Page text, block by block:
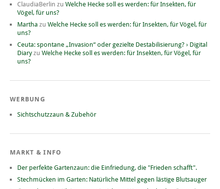
ClaudiaBerlin zu Welche Hecke soll es werden: für Insekten, für
Vögel, für uns?
Martha zu Welche Hecke soll es werden: für Insekten, für Vögel, für
uns?
Ceuta: spontane „Invasion“ oder gezielte Destabilisierung? › Digital
Diaryzu Welche Hecke soll es werden: für Insekten, für Vögel, für
uns?
WERBUNG
Sichtschutzzaun & Zubehör
MARKT & INFO
Der perfekte Gartenzaun: die Einfriedung, die "Frieden schafft".
Stechmücken im Garten: Natürliche Mittel gegen lästige Blutsauger